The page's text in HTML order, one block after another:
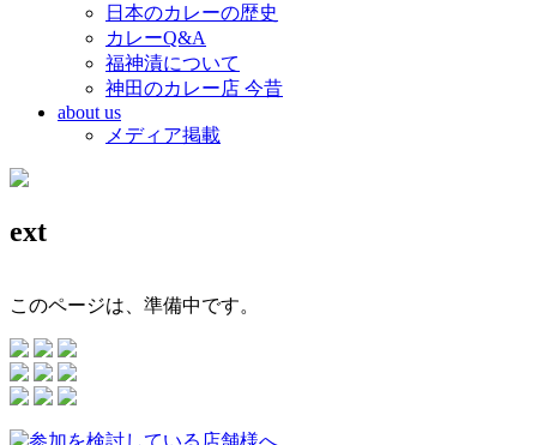
日本のカレーの歴史
カレーQ&A
福神漬について
神田のカレー店 今昔
about us
メディア掲載
ext
このページは、準備中です。